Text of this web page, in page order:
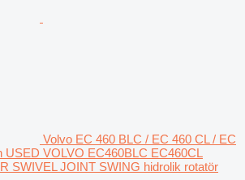
Volvo EC 460 BLC / EC 460 CL / EC
USED VOLVO EC460BLC EC460CL
SWIVEL JOINT SWING hidrolik rotatör